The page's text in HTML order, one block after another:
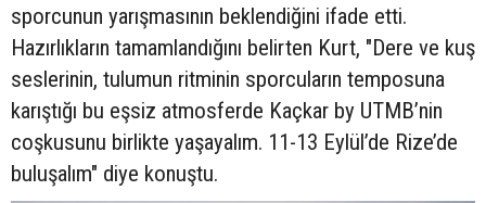
sporcunun yarışmasının beklendiğini ifade etti.
Hazırlıkların tamamlandığını belirten Kurt, "Dere ve kuş
seslerinin, tulumun ritminin sporcuların temposuna
karıştığı bu eşsiz atmosferde Kaçkar by UTMB’nin
coşkusunu birlikte yaşayalım. 11-13 Eylül’de Rize’de
buluşalım" diye konuştu.